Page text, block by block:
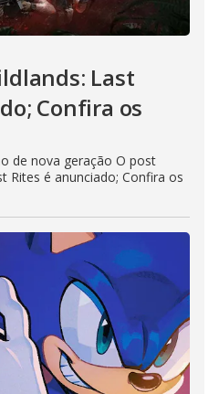
Last
Confira os
de nova geração O post
Rites é anunciado; Confira os